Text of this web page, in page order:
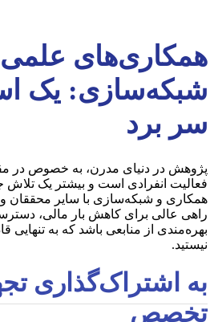
همکاری‌های
شبکه‌سازی: یک
سر برد
پژوهش در دنیای مدرن، به خصوص در
فعالیت انفرادی است و بیشتر یک
همکاری و شبکه‌سازی با سایر محققان و
راهی عالی برای کاهش بار مالی،
بهره‌مندی از منابعی باشد که به تنهایی
نیستید.
به اشتراک‌گذاری
تخصص